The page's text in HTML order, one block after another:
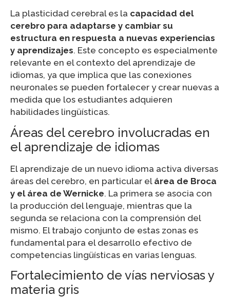
La plasticidad cerebral es la capacidad del
cerebro para adaptarse y cambiar su
estructura en respuesta a nuevas experiencias
y aprendizajes. Este concepto es especialmente
relevante en el contexto del aprendizaje de
idiomas, ya que implica que las conexiones
neuronales se pueden fortalecer y crear nuevas a
medida que los estudiantes adquieren
habilidades lingüísticas.
Áreas del cerebro involucradas en
el aprendizaje de idiomas
El aprendizaje de un nuevo idioma activa diversas
áreas del cerebro, en particular el área de Broca
y el área de Wernicke. La primera se asocia con
la producción del lenguaje, mientras que la
segunda se relaciona con la comprensión del
mismo. El trabajo conjunto de estas zonas es
fundamental para el desarrollo efectivo de
competencias lingüísticas en varias lenguas.
Fortalecimiento de vías nerviosas y
materia gris